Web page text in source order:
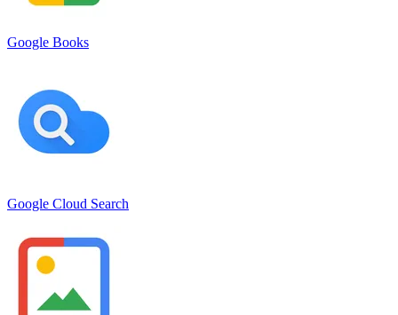
Google Books
Google Cloud Search